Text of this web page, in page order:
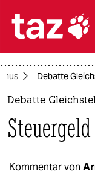

politik
öko
Debatte
Debatte
Kommentar von